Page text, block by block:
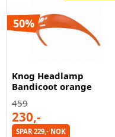
50%
Knog Headlamp
Bandicoot orange
459
230,-
SPAR 229,- NOK